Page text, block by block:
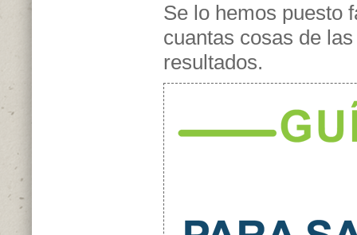
Se lo hemos puesto
cuantas cosas de
resultados.